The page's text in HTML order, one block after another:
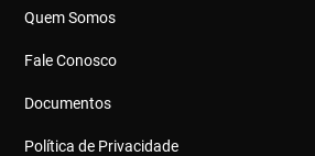
Quem Somos
Fale Conosco
Documentos
Política de Privacidade